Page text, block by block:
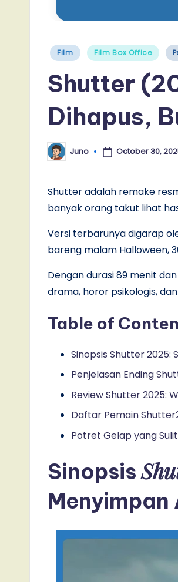
Posted
Film Film Box Office
Shutter
Dihapus,
Posted
by
Juno October 30,
Shutter adalah remake
banyak orang takut lihat
Versi terbarunya digarap
bareng malam Halloween,
Dengan durasi 89 menit
drama, horor psikologis,
Table of
Sinopsis Shutter
Penjelasan Ending
Review Shutter 2025:
Daftar Pemain
Potret Gelap yang
Sinopsis
Menyimpan